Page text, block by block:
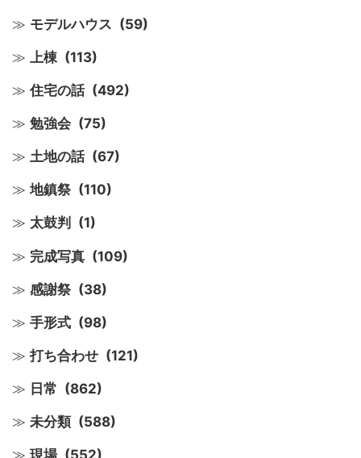
モデルハウス (59)
上棟 (113)
住宅の話 (492)
勉強会 (75)
土地の話 (67)
地鎮祭 (110)
太鼓判 (1)
完成写真 (109)
感謝祭 (38)
手形式 (98)
打ち合わせ (121)
日常 (862)
未分類 (588)